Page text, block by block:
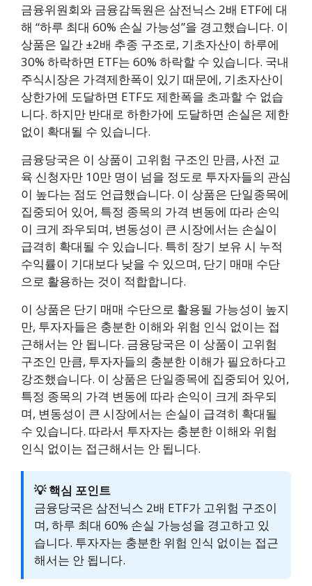
금융위원회와 금융감독원은 삼전닉스 2배 ETF에 대
해 “하루 최대 60% 손실 가능성”을 경고했습니다. 이
상품은 일간 ±2배 추종 구조로, 기초자산이 하루에
30% 하락하면 ETF는 60% 하락할 수 있습니다. 국내
주식시장은 가격제한폭이 있기 때문에, 기초자산이
상한가에 도달하면 ETF도 제한폭을 초과할 수 없습
니다. 하지만 반대로 하한가에 도달하면 손실은 제한
없이 확대될 수 있습니다.
금융당국은 이 상품이 고위험 구조인 만큼, 사전 교
육 신청자만 10만 명이 넘을 정도로 투자자들의 관심
이 높다는 점도 언급했습니다. 이 상품은 단일종목에
집중되어 있어, 특정 종목의 가격 변동에 따라 손익
이 크게 좌우되며, 변동성이 큰 시장에서는 손실이
급격히 확대될 수 있습니다. 특히 장기 보유 시 누적
수익률이 기대보다 낮을 수 있으며, 단기 매매 수단
으로 활용하는 것이 적합합니다.
이 상품은 단기 매매 수단으로 활용될 가능성이 높지
만, 투자자들은 충분한 이해와 위험 인식 없이는 접
근해서는 안 됩니다. 금융당국은 이 상품이 고위험
구조인 만큼, 투자자들의 충분한 이해가 필요하다고
강조했습니다. 이 상품은 단일종목에 집중되어 있어,
특정 종목의 가격 변동에 따라 손익이 크게 좌우되
며, 변동성이 큰 시장에서는 손실이 급격히 확대될
수 있습니다. 따라서 투자자는 충분한 이해와 위험
인식 없이는 접근해서는 안 됩니다.
💡 핵심 포인트
금융당국은 삼전닉스 2배 ETF가 고위험 구조이
며, 하루 최대 60% 손실 가능성을 경고하고 있
습니다. 투자자는 충분한 위험 인식 없이는 접근
해서는 안 됩니다.